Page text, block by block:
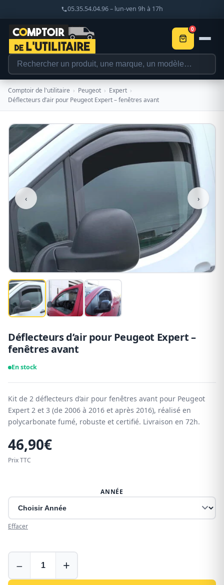
05.35.54.04.96 – lun-ven 9h à 17h
0
Comptoir de l'utilitaire › Peugeot › Expert ›
Déflecteurs d’air pour Peugeot Expert – fenêtres avant
‹ ›
Déflecteurs d’air pour Peugeot Expert –
fenêtres avant
En stock
Kit de 2 déflecteurs d’air pour fenêtres avant pour Peugeot
Expert 2 et 3 (de 2006 à 2016 et après 2016), réalisé en
polycarbonate fumé, robuste et certifié. Livraison en 72h.
46,90€
Prix TTC
ANNÉE
Effacer
d’air
pour
− +